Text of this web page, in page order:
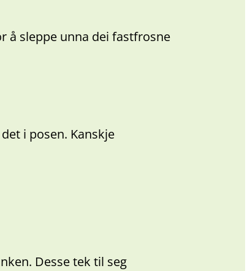
å sleppe unna dei fastfrosne
i posen. Kanskje
Desse tek til seg